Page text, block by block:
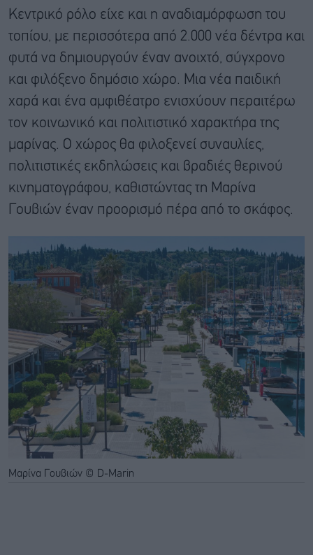
Κεντρικό ρόλο είχε και η αναδιαμόρφωση του
τοπίου, με περισσότερα από 2.000 νέα δέντρα και
φυτά να δημιουργούν έναν ανοιχτό, σύγχρονο
και φιλόξενο δημόσιο χώρο. Μια νέα παιδική
χαρά και ένα αμφιθέατρο ενισχύουν περαιτέρω
τον κοινωνικό και πολιτιστικό χαρακτήρα της
μαρίνας. Ο χώρος θα φιλοξενεί συναυλίες,
πολιτιστικές εκδηλώσεις και βραδιές θερινού
κινηματογράφου, καθιστώντας τη Μαρίνα
Γουβιών έναν προορισμό πέρα από το σκάφος.
Μαρίνα Γουβιών © D-Marin